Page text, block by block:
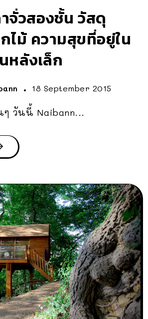
จั่วสองชั้น วัสดุ
ไม้ ความสุขที่อยู่ใน
หลังเล็ก
18 September 2015
วันนี้ Naibann...